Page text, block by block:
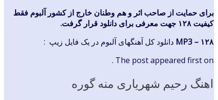
برای حمایت از صاحب اثر و هم وطنان خارج از کشور آلبوم فقط
کیفیت ۱۲۸ جهت معرفی برای دانلود قرار گرفت.
MP3 – ۱۲۸ دانلود کل آهنگهای آلبوم در یک فایل زیپ :
The post appeared first on .
اهنگ رحیم شهریاری منه گوره